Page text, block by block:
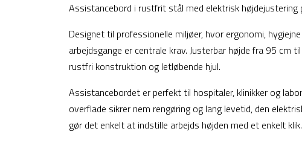
Assistancebord i rustfrit stål med elektrisk højdejustering
Designet til professionelle miljøer, hvor ergonomi,
arbejdsgange er centrale krav. Justerbar højde fra 95 cm
rustfri konstruktion og letløbende hjul.
Assistancebordet er perfekt til hospitaler, klinikker og
overflade sikrer nem rengøring og lang levetid, den
gør det enkelt at indstille arbejds højden med et enkelt klik.